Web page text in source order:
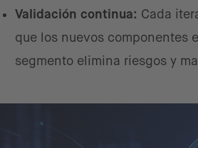
Validación continua: Cada
que los nuevos componentes
segmento elimina riesgos y